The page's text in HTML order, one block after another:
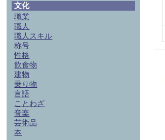
文化
職業
職人
職人スキル
称号
性格
飲食物
建物
乗り物
言語
ことわざ
音楽
芸術品
本